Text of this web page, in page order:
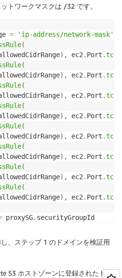
トワークマスクは /32 です。
=
'ip-address/network-mask'
(
) , ec2. Port .tcp
(
) , ec2. Port .tcp
(
) , ec2. Port .tcp
(
) , ec2. Port .tcp
(
) , ec2. Port .tcp
(
) , ec2. Port .tcp
(
) , ec2. Port .tcp
(
) , ec2. Port .tcp
proxySG. securityGroupId
(proxySGId ) ec2.Port
(
、ステップ 1 のドメインを検証用
53 ホストゾーンに登録されたドメ